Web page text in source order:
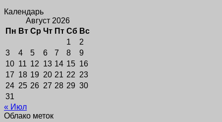
Календарь
Август 2026
Пн Вт Ср Чт Пт Сб Вс
1
2
3
4 5 6 7 8
9
10 11 12 13 14 15 16
17 18 19 20 21 22 23
24 25 26 27 28 29 30
31
« Июл
Облако меток